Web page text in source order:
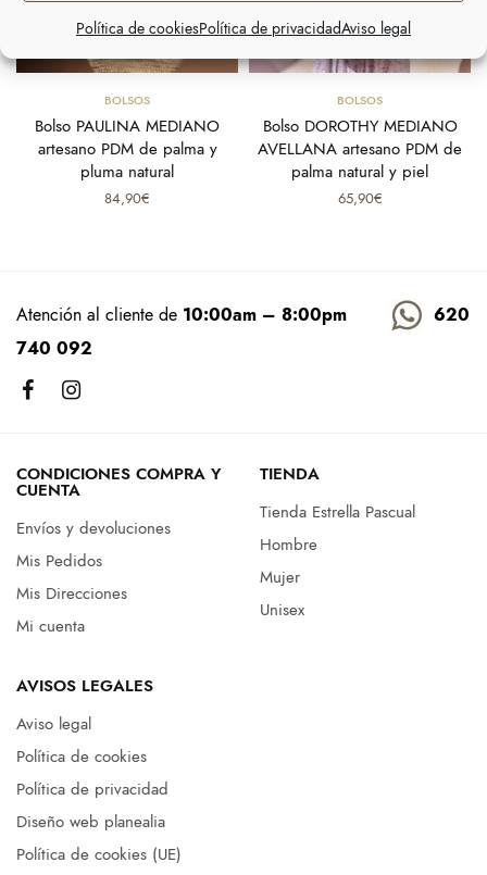
Política de cookiesPolítica de privacidadAviso legal
Añadir al carrito
BOLSOS
Bolso PAULINA MEDIANO
artesano PDM de palma y
pluma natural
84,90€
Añadir al carrito
BOLSOS
Bolso DOROTHY MEDIANO
AVELLANA artesano PDM de
palma natural y piel
65,90€
Atención al cliente de 10:00am – 8:00pm
620
740 092
CONDICIONES COMPRA Y
CUENTA
Envíos y devoluciones
Mis Pedidos
Mis Direcciones
Mi cuenta
TIENDA
Tienda Estrella Pascual
Hombre
Mujer
Unisex
AVISOS LEGALES
Aviso legal
Política de cookies
Política de privacidad
Diseño web planealia
Política de cookies (UE)